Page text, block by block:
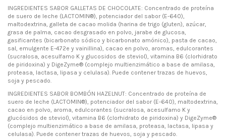
INGREDIENTES SABOR GALLETAS DE CHOCOLATE: Concentrado de proteína
de suero de leche (LACTOMIN®), potenciador del sabor (E-640),
maltodextrina, galleta de cacao molida (harina de trigo (gluten), azúcar,
grasa de palma, cacao desgrasado en polvo, jarabe de glucosa,
gasificantes (bicarbonato sódico y bicarbonato amónico), pasta de cacao,
sal, emulgente E-472e y vainillina), cacao en polvo, aromas, edulcorantes
(sucralosa, acesulfamo K y glucosidos de steviol), vitamina B6 (clorhidrato
de piridoxina) y DigeZyme® (complejo multienzimático a base de amilasa,
proteasa, lactasa, lipasa y celulasa). Puede contener trazas de huevos,
soja y pescado.
INGREDIENTES SABOR BOMBÓN HAZELNUT: Concentrado de proteína de
suero de leche (LACTOMIN®), potenciador del sabor (E-640), maltodextrina,
cacao en polvo, aroma, edulcorantes (sucralosa, acesulfamo K y
glucósidos de steviol), vitamina B6 (clorhidrato de piridoxina) y DigeZyme®
(complejo multienzimático a base de amilasa, proteasa, lactasa, lipasa y
celulasa). Puede contener trazas de huevos, soja y pescado.